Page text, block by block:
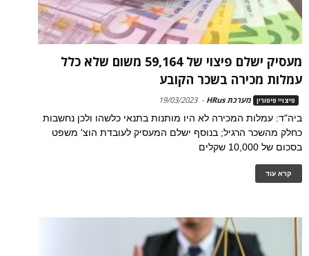
מעסיק ישלם פיצוי של 59,164 משום שלא כלל
עמלות מכירה בשכר הקובע
פיצויי פיטורין מערכת HRus -
19/03/2023
ביה"ד: עמלות המכירה לא היו מותנות בתנאי כלשהו ולכן נחשבות
כחלק מהשכר הרגיל; בנוסף ישלם המעסיק לעובדת הוצ' משפט
בסכום של 10,000 שקלים
קרא עוד